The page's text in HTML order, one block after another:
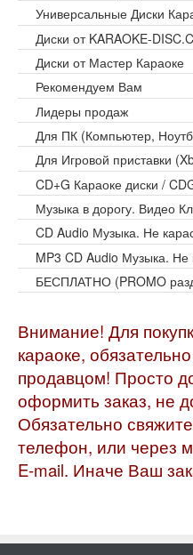
Универсальные Диски
Диски от KARAOKE-
Диски от Мастер Караоке
Рекомендуем Вам
Лидеры продаж
Для ПК (Компьютер,
Для Игровой приставки
CD+G Караоке диски /
Музыка в дорогу. Видео
CD Audio Музыка. Не
MP3 CD Audio Музыка. Не
БЕСПЛАТНО (PROMO
Внимание! Для
караоке,
продавцом! Просто
оформить заказ, не
Обязательно
телефон, или через
E-mail. Иначе Ваш